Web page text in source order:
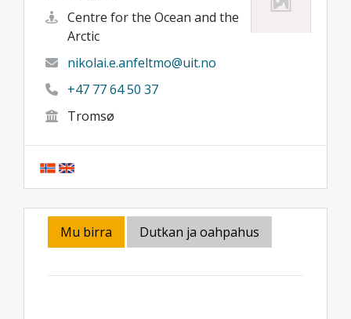
Centre for the Ocean and the
Arctic
nikolai.e.anfeltmo@uit.no
+47 77 64 50 37
Tromsø
Mu birra Dutkan ja oahpahus